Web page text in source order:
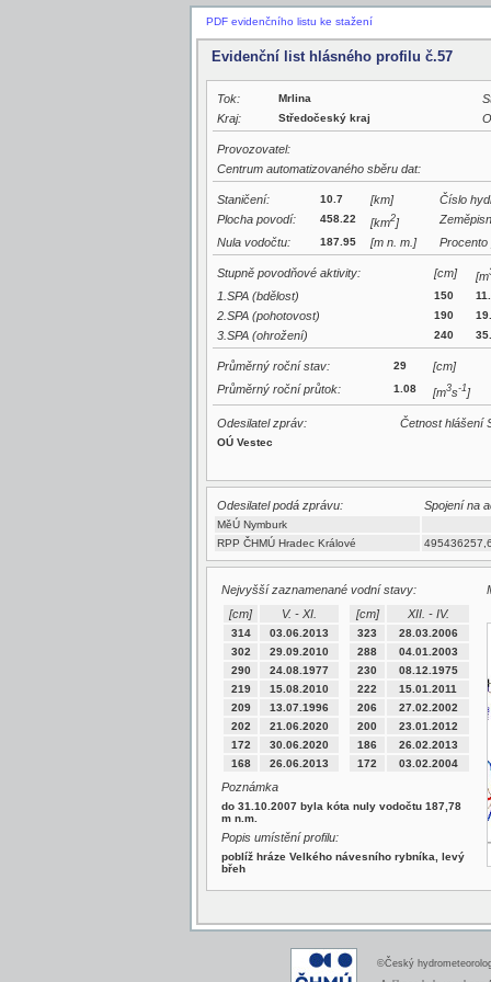
PDF evidenčního listu ke stažení
Evidenční list hlásného profilu č.57
Tok: Mrlina
Kraj:
Středočeský kraj
Provozovatel:
Centrum automatizovaného sběru dat:
Staničení: 10.7 [km]
Číslo
Plocha povodí:
458.22 [km2]
Nula vodočtu:
187.95 [m n. m.] Procento
Stupně povodňové aktivity: [cm] [m
1.SPA (bdělost) 150
2.SPA (pohotovost) 190
3.SPA (ohrožení) 240
Průměrný roční stav: 29
[cm]
Průměrný roční průtok:
1.08 [m3s-1]
Odesilatel zpráv: Četnost hlášení
OÚ Vestec
Odesilatel podá zprávu: Spojení na
MěÚ Nymburk
RPP ČHMÚ Hradec Králové
Nejvyšší zaznamenané vodní stavy:
[cm]
V. - XI.
314
03.06.2013
302
29.09.2010
290
24.08.1977
219
15.08.2010
209
13.07.1996
202
21.06.2020
172
30.06.2020
168
26.06.2013
[cm] XII. - IV.
323
28.03.2006
288
04.01.2003
230
08.12.1975
222
15.01.2011
206
27.02.2002
200
23.01.2012
186
26.02.2013
172
03.02.2004
Poznámka
do 31.10.2007 byla kóta nuly vodočtu 187,78
m n.m.
Popis umístění profilu:
poblíž hráze Velkého návesního rybníka, levý
břeh
©Český